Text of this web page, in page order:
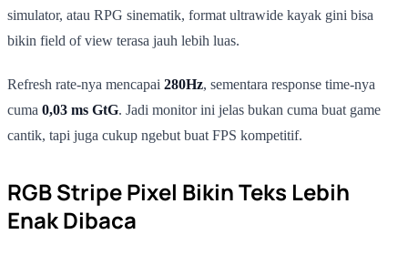
simulator, atau RPG sinematik, format ultrawide kayak gini bisa
bikin field of view terasa jauh lebih luas.
Refresh rate-nya mencapai 280Hz, sementara response time-nya
cuma 0,03 ms GtG. Jadi monitor ini jelas bukan cuma buat game
cantik, tapi juga cukup ngebut buat FPS kompetitif.
RGB Stripe Pixel Bikin Teks Lebih
Enak Dibaca